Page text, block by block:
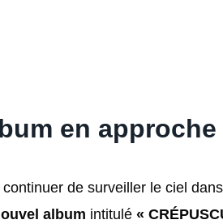
en approche
continuer de surveiller le ciel
album intitulé «